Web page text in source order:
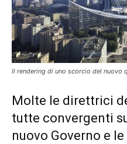
Il rendering di uno scorcio del nuovo
Molte le direttrici
tutte convergenti
nuovo Governo e